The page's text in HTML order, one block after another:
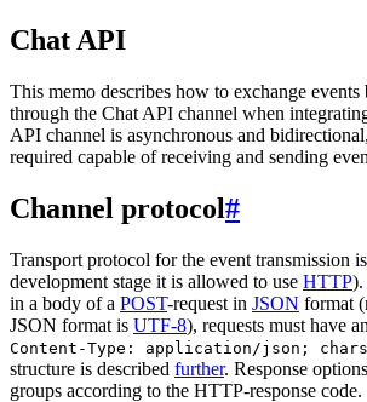
Chat API
This memo describes how to exchange events
through the Chat API channel when
API channel is asynchronous and
required capable of receiving and sending
Channel protocol#
Transport protocol for the event transmission is
development stage it is allowed to use HTTP).
in a body of a POST-request in JSON format
JSON format is UTF-8), requests must have
Content-Type: application/json;
structure is described further. Response
groups according to the HTTP-response code.